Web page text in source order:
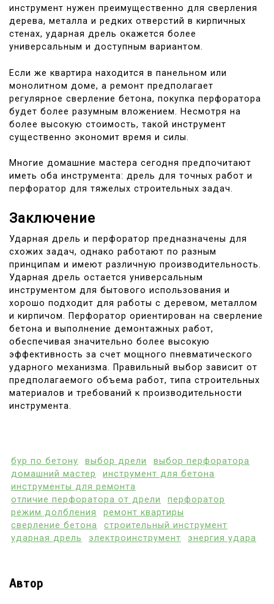
инструмент нужен преимущественно для сверления
дерева, металла и редких отверстий в кирпичных
стенах, ударная дрель окажется более
универсальным и доступным вариантом.
Если же квартира находится в панельном или
монолитном доме, а ремонт предполагает
регулярное сверление бетона, покупка перфоратора
будет более разумным вложением. Несмотря на
более высокую стоимость, такой инструмент
существенно экономит время и силы.
Многие домашние мастера сегодня предпочитают
иметь оба инструмента: дрель для точных работ и
перфоратор для тяжелых строительных задач.
Заключение
Ударная дрель и перфоратор предназначены для
схожих задач, однако работают по разным
принципам и имеют различную производительность.
Ударная дрель остается универсальным
инструментом для бытового использования и
хорошо подходит для работы с деревом, металлом
и кирпичом. Перфоратор ориентирован на сверление
бетона и выполнение демонтажных работ,
обеспечивая значительно более высокую
эффективность за счет мощного пневматического
ударного механизма. Правильный выбор зависит от
предполагаемого объема работ, типа строительных
материалов и требований к производительности
инструмента.
бур по бетону выбор дрели
выбор перфоратора
домашний мастер
инструмент для бетона
инструменты для ремонта
отличие перфоратора от дрели
перфоратор
режим долбления
ремонт квартиры
сверление бетона
строительный инструмент
ударная дрель
электроинструмент энергия удара
Автор